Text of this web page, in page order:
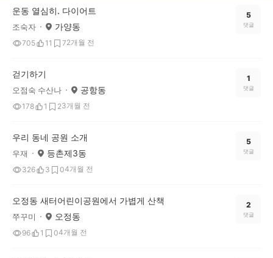
운동 열심히. 다이어트
조숙자 가양동
705 11 72개월 전
5
댓글
걷기하기
오점숙 수산나 공항동
178 1 23개월 전
1
댓글
우리 동네 공원 소개
우재 등촌제3동
326 3 04개월 전
5
댓글
오정동 새터어린이공원에서 가볍게 산책
쭈꾸미 오정동
96 1 04개월 전
2
댓글